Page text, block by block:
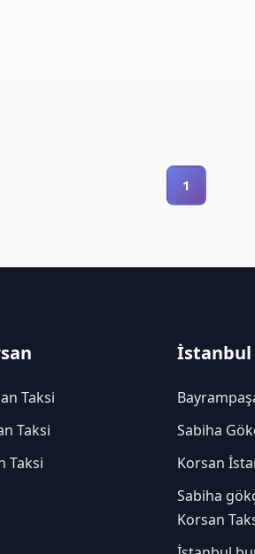
1
Taksi
Taksi
Taksi
İstanbul
Sabiha
Korsan
Sabiha
Korsan